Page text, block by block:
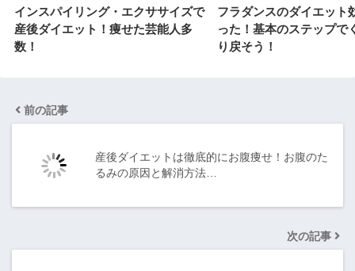
インスパイリング・エクササイズで
産後ダイエット！痩せた芸能人多
数！
フラダンスのダイエット
った！基本のステップで
り戻そう！
前の記事
産後ダイエットは徹底的にお腹痩せ！お腹のた
るみの原因と解消方法…
次の記事